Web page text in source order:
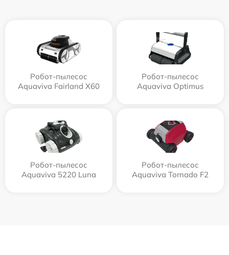
Робот-пылесос
Aquaviva Fairland X60
Робот-пылесос
Aquaviva Optimus
Робот-пылесос
Aquaviva 5220 Luna
Робот-пылесос
Aquaviva Tornado F2